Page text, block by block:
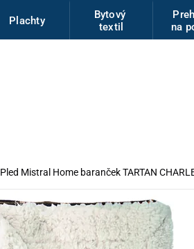
Plachty
Bytový
textil
na
Pled Mistral Home baranček TARTAN